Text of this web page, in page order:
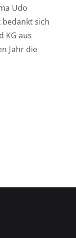
Udo
sich
KG aus
Jahr die